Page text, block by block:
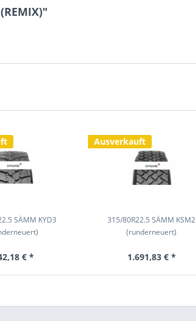
SÄMM KYD3
€ *
Ausverkauft
315/80R22.5 SÄMM KSM2
(runderneuert)
1.691,83 € *